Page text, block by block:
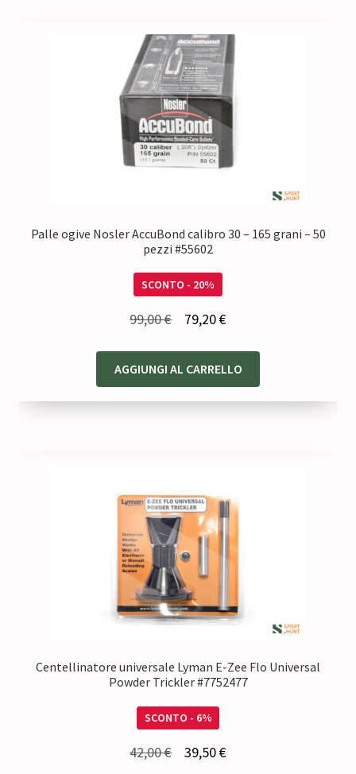
Palle ogive Nosler AccuBond calibro 30 – 165 grani – 50
pezzi #55602
SCONTO - 20%
99,00€
originale
era:
79,20€Il
attuale
è:
AGGIUNGI AL CARRELLO
Centellinatore universale Lyman E-Zee Flo Universal
Powder Trickler #7752477
SCONTO - 6%
42,00€ 39,50€Il